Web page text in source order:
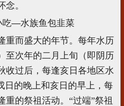
。
而盛大的年节。每年水历
至次年的二月上旬（即阴历
收过后，每逢亥日各地区水
日的晚上和亥日的早上，每
重的祭祖活动。“过端”祭祖